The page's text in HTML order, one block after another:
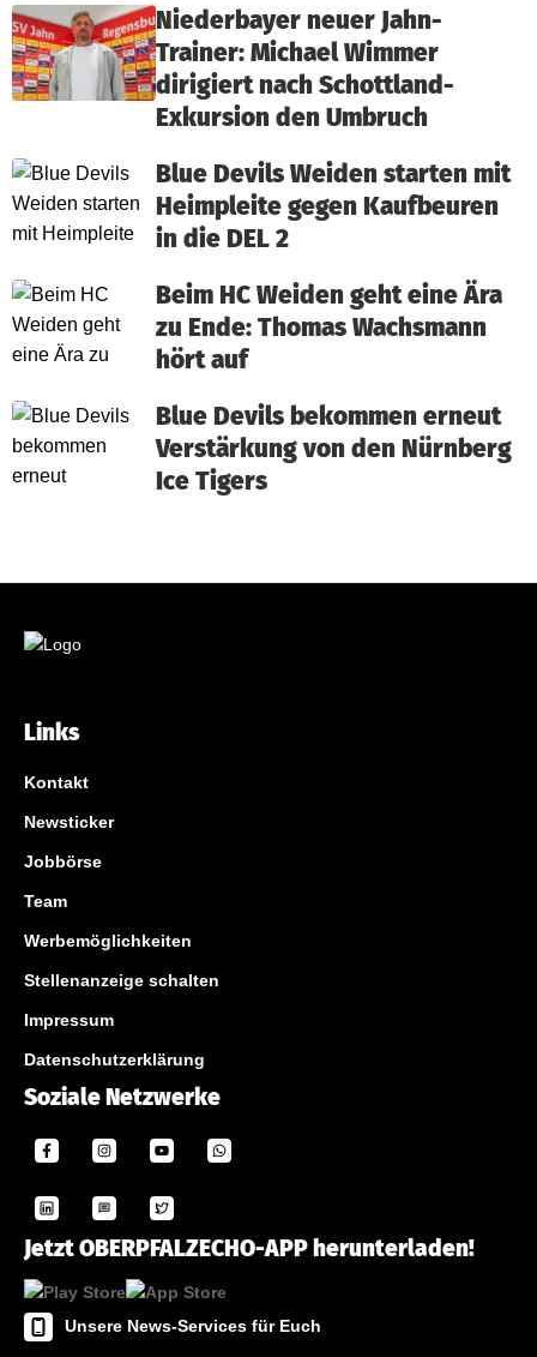
Niederbayer neuer Jahn-
Trainer: Michael Wimmer
dirigiert nach Schottland-
Exkursion den Umbruch
Blue Devils Weiden starten mit
Heimpleite gegen Kaufbeuren
in die DEL 2
Beim HC Weiden geht eine Ära
zu Ende: Thomas Wachsmann
hört auf
Blue Devils bekommen erneut
Verstärkung von den Nürnberg
Ice Tigers
Links
Kontakt
Newsticker
Jobbörse
Team
Werbemöglichkeiten
Stellenanzeige schalten
Impressum
Datenschutzerklärung
Soziale Netzwerke
Jetzt OBERPFALZECHO-APP herunterladen!
Unsere News-Services für Euch